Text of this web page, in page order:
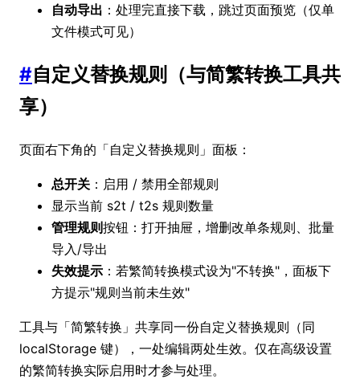
自动导出 ：处理完直接下载，跳过页面预览（仅单
文件模式可见）
#自定义替换规则（与简繁转换工具共
享）
页面右下角的「自定义替换规则」面板：
总开关 ：启用 / 禁用全部规则
显示当前 s2t / t2s 规则数量
管理规则按钮：打开抽屉，增删改单条规则、批量
导入/导出
失效提示 ：若繁简转换模式设为"不转换"，面板下
方提示"规则当前未生效"
工具与「简繁转换」共享同一份自定义替换规则（同
localStorage 键），一处编辑两处生效。仅在高级设置
的繁简转换实际启用时才参与处理。